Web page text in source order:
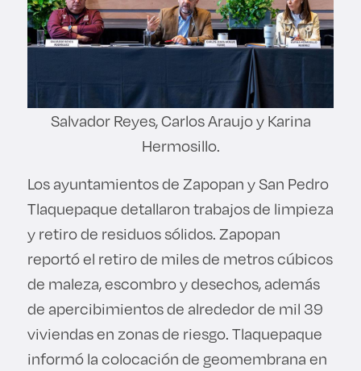
Salvador Reyes, Carlos Araujo y Karina
Hermosillo.
Los ayuntamientos de Zapopan y San Pedro
Tlaquepaque detallaron trabajos de limpieza
y retiro de residuos sólidos. Zapopan
reportó el retiro de miles de metros cúbicos
de maleza, escombro y desechos, además
de apercibimientos de alrededor de mil 39
viviendas en zonas de riesgo. Tlaquepaque
informó la colocación de geomembrana en